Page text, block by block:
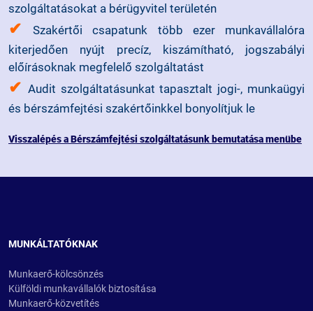
szolgáltatásokat a bérügyvitel területén
✔Szakértői csapatunk több ezer munkavállalóra
kiterjedően nyújt precíz, kiszámítható, jogszabályi
előírásoknak megfelelő szolgáltatást
✔ Audit szolgáltatásunkat tapasztalt jogi-, munkaügyi
és bérszámfejtési szakértőinkkel bonyolítjuk le
Visszalépés a Bérszámfejtési szolgáltatásunk bemutatása menübe
MUNKÁLTATÓKNAK
Munkaerő-kölcsönzés
Külföldi munkavállalók biztosítása
Munkaerő-közvetítés